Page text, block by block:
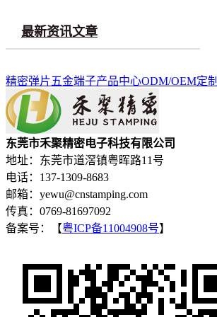
最新资讯文章
精密弹片五金端子产品中心ODM/OEM定制
东莞市禾聚精密电子科技有限公司
地址：东莞市道滘镇粤晖路11号
电话：137-1309-8683
邮箱：yewu@cnstamping.com
传真：0769-81697092
备案号：【粤ICP备11004908号】